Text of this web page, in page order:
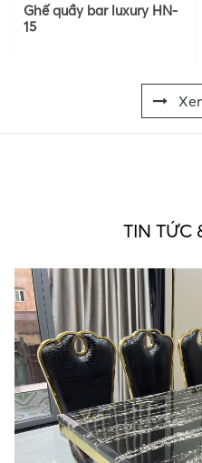
Ghế quầy bar luxury HN-
15
TIN TỨC